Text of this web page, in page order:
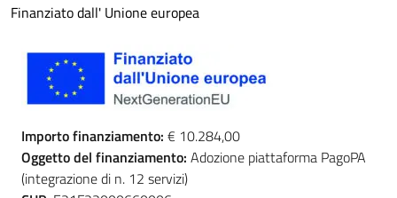
Finanziato dall' Unione europea
Importo finanziamento: € 10.284,00
Oggetto del finanziamento: Adozione piattaforma PagoPA
(integrazione di n. 12 servizi)